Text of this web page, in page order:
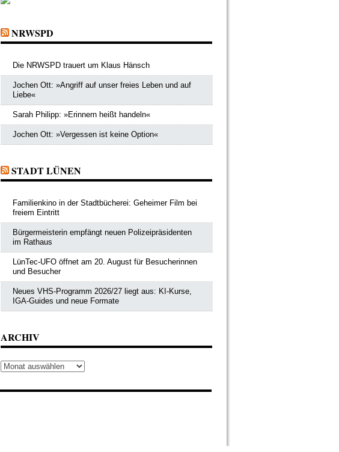
NRWSPD
Die NRWSPD trauert um Klaus Hänsch
Jochen Ott: »Angriff auf unser freies Leben und auf
Liebe«
Sarah Philipp: »Erinnern heißt handeln«
Jochen Ott: »Vergessen ist keine Option«
STADT LÜNEN
Familienkino in der Stadtbücherei: Geheimer Film bei
freiem Eintritt
Bürgermeisterin empfängt neuen Polizeipräsidenten
im Rathaus
LünTec-UFO öffnet am 20. August für Besucherinnen
und Besucher
Neues VHS-Programm 2026/27 liegt aus: KI-Kurse,
IGA-Guides und neue Formate
ARCHIV
Archiv